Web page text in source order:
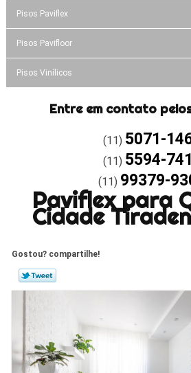
Pisos Paviflex
Pisos Pavifloor
Pisos Vinílicos
Entre em contato
(11) 5071-
(11) 5594-
(11) 99379-
Paviflex para
Cidade
Gostou? compartilhe!